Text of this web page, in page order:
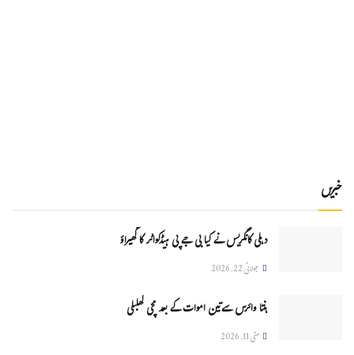
خبریں
دہلی کانگریس نے کیا بی جے پی ہیڈکواٹر کا گھیراؤ
جولائی 22, 2026
ہنتا وائرس سےتین اموات کے بعد مچی کھلبلی
مئی 11, 2026